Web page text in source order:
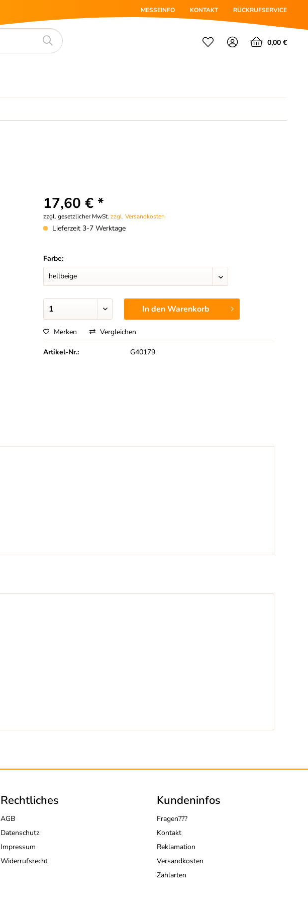
MESSEINFO KONTAKT RÜCKRUFSERVICE
0,00 €
17,60 € *
zzgl. gesetzlicher MwSt.zzgl. Versandkosten
Lieferzeit 3-7 Werktage
Farbe:
In denWarenkorb
Merken Vergleichen
Artikel-Nr.: G40179.
Rechtliches
AGB
Datenschutz
Impressum
Widerrufsrecht
Kundeninfos
Fragen???
Kontakt
Reklamation
Versandkosten
Zahlarten